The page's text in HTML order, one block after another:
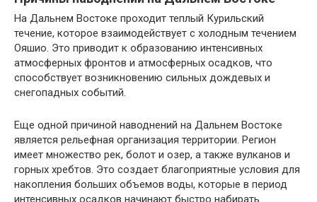
На Дальнем Востоке проходит теплый Курильский
течение, которое взаимодействует с холодным течением
Ояшио. Это приводит к образованию интенсивных
атмосферных фронтов и атмосферных осадков, что
способствует возникновению сильных дождевых и
снегопадных событий.
Еще одной причиной наводнений на Дальнем Востоке
является рельефная организация территории. Регион
имеет множество рек, болот и озер, а также вулканов и
горных хребтов. Это создает благоприятные условия для
накопления больших объемов воды, которые в период
интенсивных осадков начинают быстро набирать